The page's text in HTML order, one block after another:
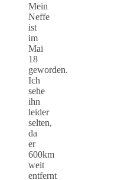
Mein
Neffe
ist
im
Mai
18
geworden.
Ich
sehe
ihn
leider
selten,
da
er
600km
weit
entfernt